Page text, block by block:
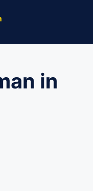
in